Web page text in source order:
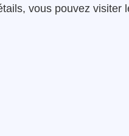
vous pouvez visiter